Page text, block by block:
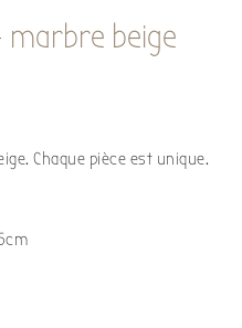
marbre beige
Chaque pièce est unique.